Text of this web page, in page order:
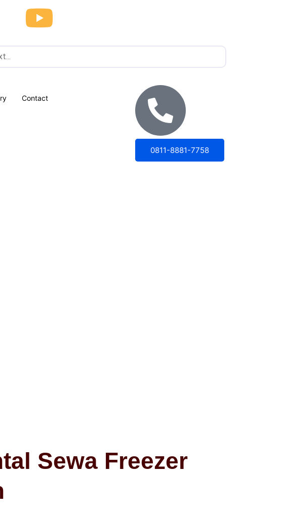
Contact
0811-8881-7758
Sewa Freezer